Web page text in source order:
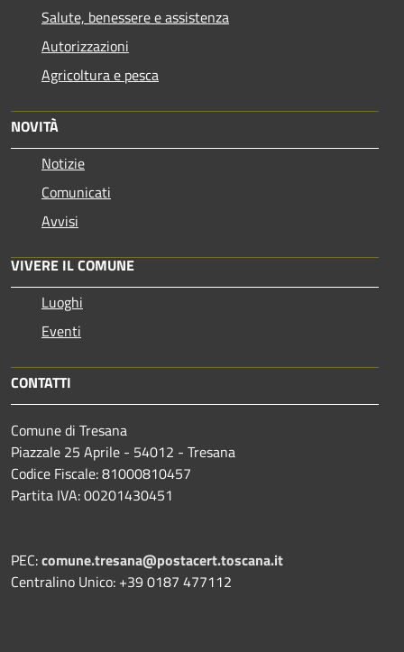
Salute, benessere e assistenza
Autorizzazioni
Agricoltura e pesca
NOVITÀ
Notizie
Comunicati
Avvisi
VIVERE IL COMUNE
Luoghi
Eventi
CONTATTI
Comune di Tresana
Piazzale 25 Aprile - 54012 - Tresana
Codice Fiscale: 81000810457
Partita IVA: 00201430451
PEC:comune.tresana@postacert.toscana.it
Centralino Unico: +39 0187 477112